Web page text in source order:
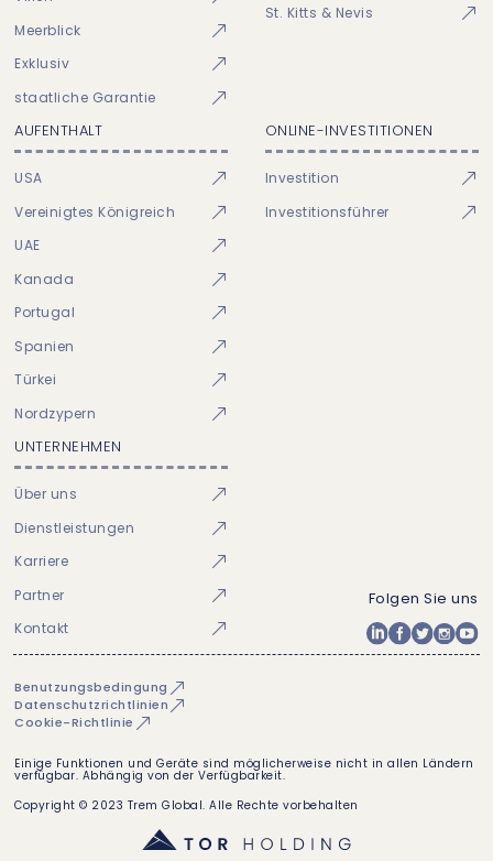
Meerblick
Exklusiv
staatliche Garantie
St. Kitts & Nevis
AUFENTHALT
USA
Vereinigtes Königreich
UAE
Kanada
Portugal
Spanien
Türkei
Nordzypern
ONLINE-INVESTITIONEN
Investition
Investitionsführer
UNTERNEHMEN
Über uns
Dienstleistungen
Karriere
Partner
Kontakt
Folgen Sie uns
Benutzungsbedingung
Datenschutzrichtlinien
Cookie-Richtlinie
Einige Funktionen und Geräte sind möglicherweise nicht in allen Ländern
verfügbar. Abhängig von der Verfügbarkeit.
Copyright © 2023 Trem Global. Alle Rechte vorbehalten